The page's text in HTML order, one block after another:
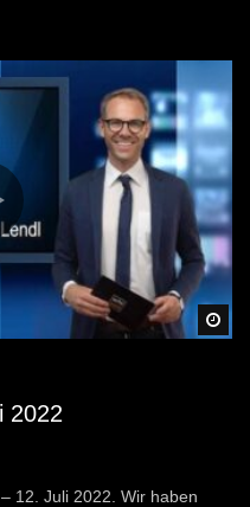
2022
12. Juli 2022. Wir haben